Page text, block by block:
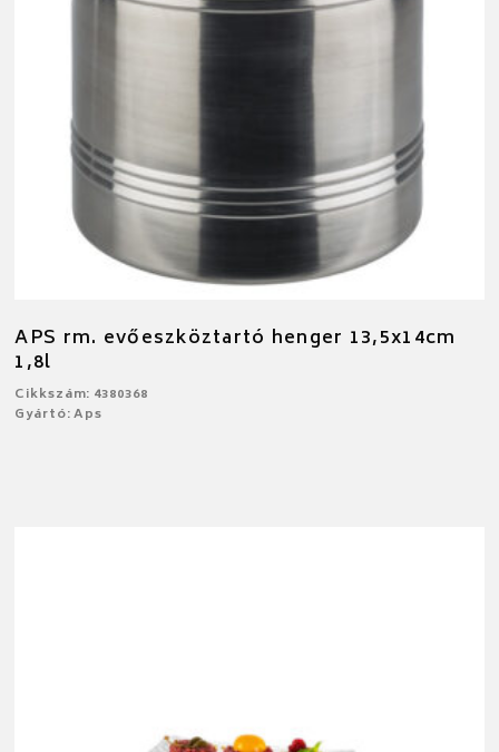
APS rm. evőeszköztartó henger 13,5x14cm
1,8l
Cikkszám: 4380368
Gyártó: Aps